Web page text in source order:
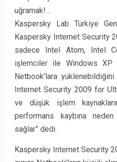
uğramak!…
Kaspersky Lab Türkiye
Kaspersky Internet Security
sadece Intel Atom, Intel
işlemciler ile Windows
Netbook’lara yüklenebildiğini
Internet Security 2009 for
ve düşük işlem
performans kaybına
sağlar” dedi.
Kaspersky Internet Security